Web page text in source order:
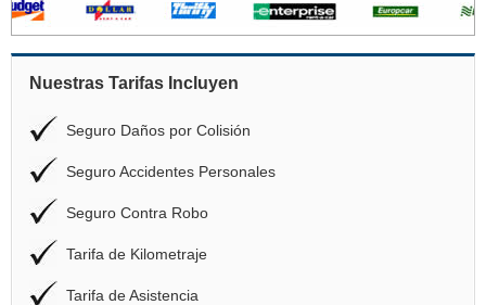
Nuestras Tarifas Incluyen
Seguro Daños por Colisión
Seguro Accidentes Personales
Seguro Contra Robo
Tarifa de Kilometraje
Tarifa de Asistencia